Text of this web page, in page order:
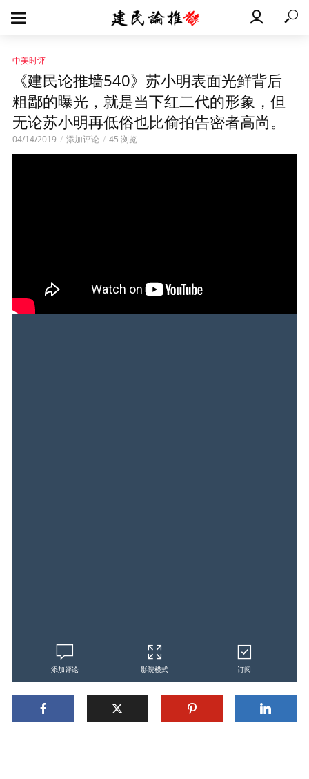
中美时评
《建民论推墙540》苏小明表面光鲜背后
粗鄙的曝光，就是当下红二代的形象，但
无论苏小明再低俗也比偷拍告密者高尚。
04/14/2019 添加评论 45 浏览
添加评论 影院模式 订阅